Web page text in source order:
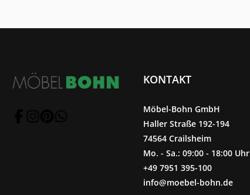
KONTAKT
Möbel-Bohn GmbH
Haller Straße 192-194
74564 Crailsheim
Mo. - Sa.: 09:00 - 18:00 Uhr
+49 7951 395-100
info@moebel-bohn.de